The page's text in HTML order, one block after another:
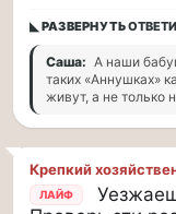
чаевые…
Я
считаю,
тепрь
нам
должны
заправщики
◣ РАЗВЕРНУТЬ
Саша: А наши
таких «Аннушках»
живут, а не только
Крепкий
ЛАЙФ